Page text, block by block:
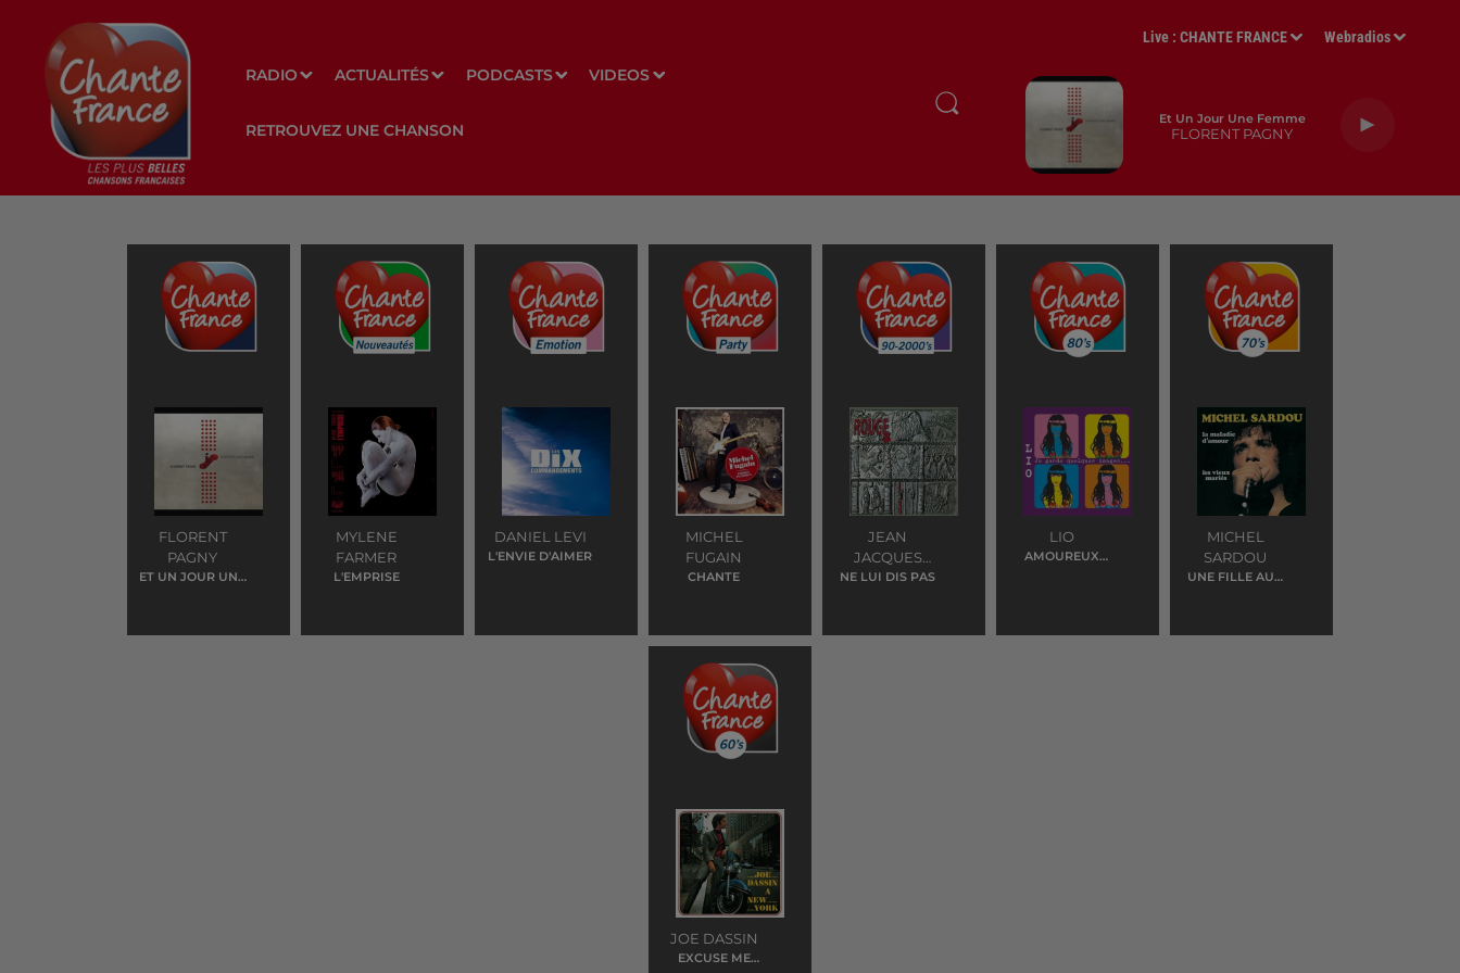
RADIO ACTUALITÉS PODCASTS VIDEOS
RETROUVEZ UNE CHANSON
Live :CHANTE FRANCE Webradios
Et Un Jour Une Femme
FLORENT PAGNY
FLORENT
PAGNY
ET UN JOUR UNE
MYLENE
FARMER
L'EMPRISE
DANIEL LEVI
L'ENVIE D'AIMER
MICHEL
FUGAIN
CHANTE
JEAN
JACQUES
GOLDMAN
NE LUI DIS PAS
LIO
AMOUREUX
MICHEL
SARDOU
UNE FILLE AUX
JOE DASSIN
EXCUSE ME